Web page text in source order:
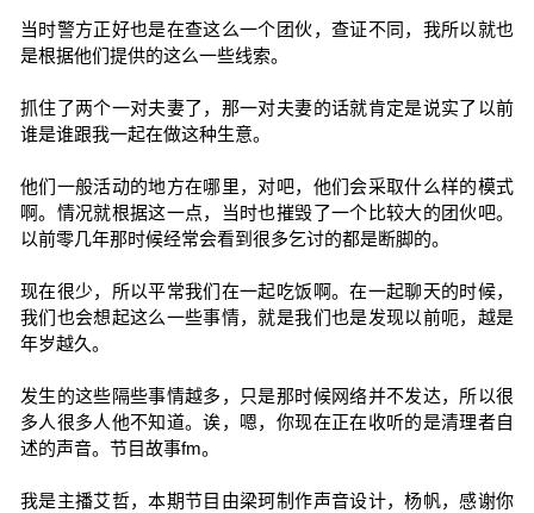
当时警方正好也是在查这么一个团伙，查证不同，我所以就也
是根据他们提供的这么一些线索。
抓住了两个一对夫妻了，那一对夫妻的话就肯定是说实了以前
谁是谁跟我一起在做这种生意。
他们一般活动的地方在哪里，对吧，他们会采取什么样的模式
啊。情况就根据这一点，当时也摧毁了一个比较大的团伙吧。
以前零几年那时候经常会看到很多乞讨的都是断脚的。
现在很少，所以平常我们在一起吃饭啊。在一起聊天的时候，
我们也会想起这么一些事情，就是我们也是发现以前呃，越是
年岁越久。
发生的这些隔些事情越多，只是那时候网络并不发达，所以很
多人很多人他不知道。诶，嗯，你现在正在收听的是清理者自
述的声音。节目故事fm。
我是主播艾哲，本期节目由梁珂制作声音设计，杨帆，感谢你